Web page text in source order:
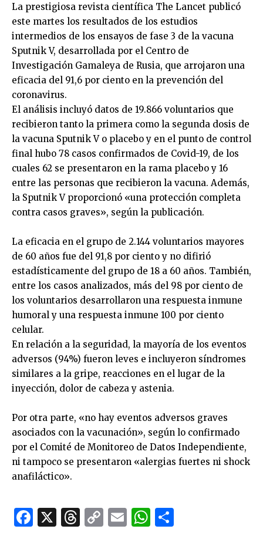
La prestigiosa revista científica The Lancet publicó
este martes los resultados de los estudios
intermedios de los ensayos de fase 3 de la vacuna
Sputnik V, desarrollada por el Centro de
Investigación Gamaleya de Rusia, que arrojaron una
eficacia del 91,6 por ciento en la prevención del
coronavirus.
El análisis incluyó datos de 19.866 voluntarios que
recibieron tanto la primera como la segunda dosis de
la vacuna Sputnik V o placebo y en el punto de control
final hubo 78 casos confirmados de Covid-19, de los
cuales 62 se presentaron en la rama placebo y 16
entre las personas que recibieron la vacuna. Además,
la Sputnik V proporcionó «una protección completa
contra casos graves», según la publicación.
La eficacia en el grupo de 2.144 voluntarios mayores
de 60 años fue del 91,8 por ciento y no difirió
estadísticamente del grupo de 18 a 60 años. También,
entre los casos analizados, más del 98 por ciento de
los voluntarios desarrollaron una respuesta inmune
humoral y una respuesta inmune 100 por ciento
celular.
En relación a la seguridad, la mayoría de los eventos
adversos (94%) fueron leves e incluyeron síndromes
similares a la gripe, reacciones en el lugar de la
inyección, dolor de cabeza y astenia.
Por otra parte, «no hay eventos adversos graves
asociados con la vacunación», según lo confirmado
por el Comité de Monitoreo de Datos Independiente,
ni tampoco se presentaron «alergias fuertes ni shock
anafiláctico».
Facebook
X Threads
CopyEmailWhatsApp